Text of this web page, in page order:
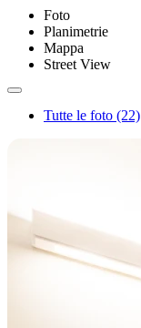
Foto
Planimetrie
Mappa
Street View
Tutte le foto (22)